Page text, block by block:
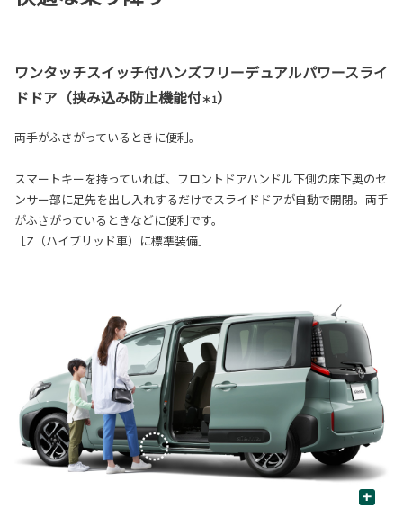
ワンタッチスイッチ付ハンズフリーデュアルパワースライ
ドドア（挟み込み防止機能付＊1）
両手がふさがっているときに便利。
スマートキーを持っていれば、フロントドアハンドル下側の床下奥のセ
ンサー部に足先を出し入れするだけでスライドドアが自動で開閉。両手
がふさがっているときなどに便利です。
［Z（ハイブリッド車）に標準装備］
+